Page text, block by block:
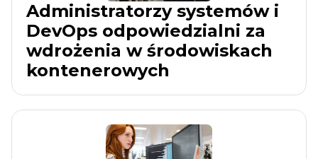
Administratorzy systemów i
DevOps odpowiedzialni za
wdrożenia w środowiskach
kontenerowych